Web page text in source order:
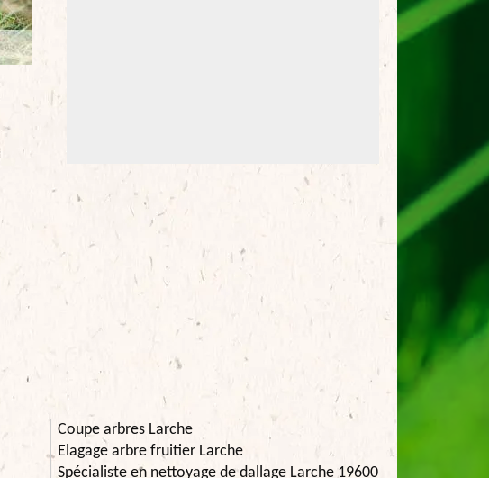
Coupe arbres Larche
Elagage arbre fruitier Larche
Spécialiste en nettoyage de dallage Larche 19600